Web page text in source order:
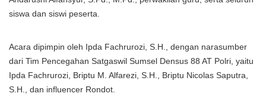
siswa dan siswi peserta.
Acara dipimpin oleh Ipda Fachrurozi, S.H., dengan narasumber
dari Tim Pencegahan Satgaswil Sumsel Densus 88 AT Polri, yaitu
Ipda Fachrurozi, Briptu M. Alfarezi, S.H., Briptu Nicolas Saputra,
S.H., dan influencer Rondot.